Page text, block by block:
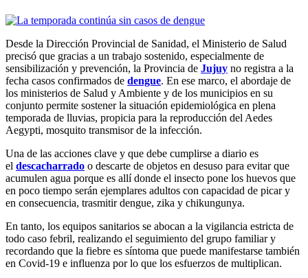
Desde la Dirección Provincial de Sanidad, el Ministerio de Salud
precisó que gracias a un trabajo sostenido, especialmente de
sensibilización y prevención, la Provincia de Jujuy no registra a la
fecha casos confirmados de dengue. En ese marco, el abordaje de
los ministerios de Salud y Ambiente y de los municipios en su
conjunto permite sostener la situación epidemiológica en plena
temporada de lluvias, propicia para la reproducción del Aedes
Aegypti, mosquito transmisor de la infección.
Una de las acciones clave y que debe cumplirse a diario es
el descacharrado o descarte de objetos en desuso para evitar que
acumulen agua porque es allí donde el insecto pone los huevos que
en poco tiempo serán ejemplares adultos con capacidad de picar y
en consecuencia, trasmitir dengue, zika y chikungunya.
En tanto, los equipos sanitarios se abocan a la vigilancia estricta de
todo caso febril, realizando el seguimiento del grupo familiar y
recordando que la fiebre es síntoma que puede manifestarse también
en Covid-19 e influenza por lo que los esfuerzos de multiplican.